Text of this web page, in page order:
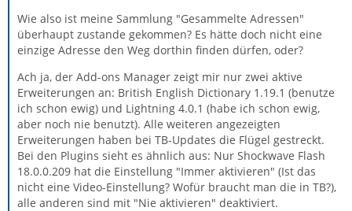
Wie also ist meine Sammlung "Gesammelte Adressen"
überhaupt zustande gekommen? Es hätte doch nicht eine
einzige Adresse den Weg dorthin finden dürfen, oder?
Ach ja, der Add-ons Manager zeigt mir nur zwei aktive
Erweiterungen an: British English Dictionary 1.19.1 (benutze
ich schon ewig) und Lightning 4.0.1 (habe ich schon ewig,
aber noch nie benutzt). Alle weiteren angezeigten
Erweiterungen haben bei TB-Updates die Flügel gestreckt.
Bei den Plugins sieht es ähnlich aus: Nur Shockwave Flash
18.0.0.209 hat die Einstellung "Immer aktivieren" (Ist das
nicht eine Video-Einstellung? Wofür braucht man die in TB?),
alle anderen sind mit "Nie aktivieren" deaktiviert.